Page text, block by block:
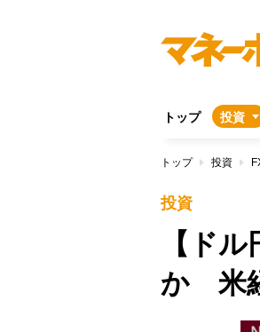
トップ 投資
トップ 投資
投資
【ド
か 米